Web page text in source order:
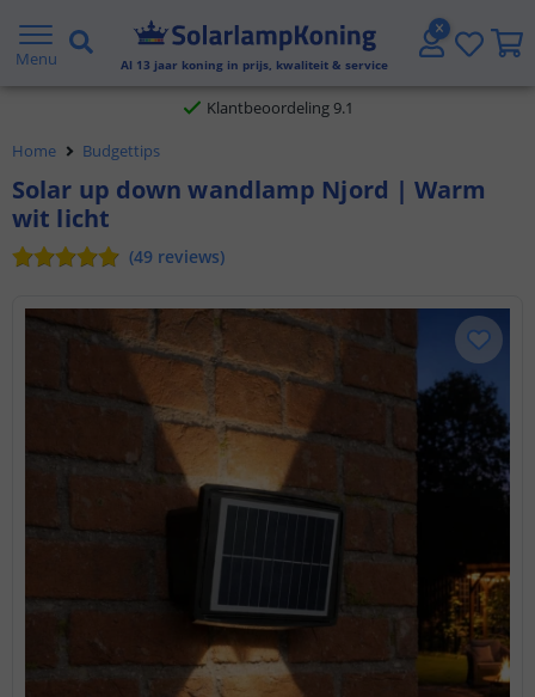
Menu Al 13 jaar koning in prijs, kwaliteit & service
Gratis verzending vanaf € 20,- NL en BE
Klantbeoordeling 9.1
Voor 23:45 uur besteld,
Home Budgettips
Solar up down wandlamp Njord | Warm
wit licht
(49 reviews)